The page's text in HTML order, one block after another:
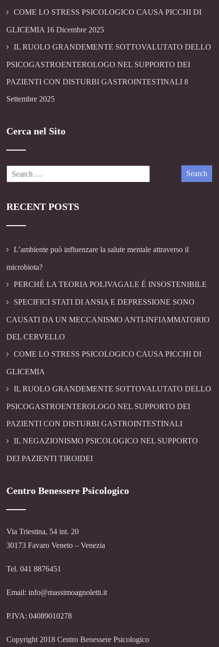
COME LO STRESS PSICOLOGICO CAUSA PICCHI DI
GLICEMIA 16 Dicembre 2025
IL RUOLO GRANDEMENTE SOTTOVALUTATO DELLO
PSICOGASTROENTEROLOGO NEL SUPPORTO DEI
PAZIENTI CON DISTURBI GASTROINTESTINALI 8
Settembre 2025
Cerca nel Sito
RECENT POSTS
L’ambiente può influenzare la salute mentale attraverso il
microbiota?
PERCHÉ LA TEORIA POLIVAGALE É INSOSTENIBILE
SPECIFICI STATI DI ANSIA E DEPRESSIONE SONO
CAUSATI DA UN MECCANISMO ANTI-INFIAMMATORIO
DEL CERVELLO
COME LO STRESS PSICOLOGICO CAUSA PICCHI DI
GLICEMIA
IL RUOLO GRANDEMENTE SOTTOVALUTATO DELLO
PSICOGASTROENTEROLOGO NEL SUPPORTO DEI
PAZIENTI CON DISTURBI GASTROINTESTINALI
IL NEGAZIONISMO PSICOLOGICO NEL SUPPORTO
DEI PAZIENTI TIROIDEI
Centro Benessere Psicologico
Via Triestina, 54 int. 20
30173 Favaro Veneto – Venezia
Tel. 041 8876451
Email: info@massimoagnoletti.it
P.IVA: 04089010278
Copyright 2018 Centro Benessere Psicologico